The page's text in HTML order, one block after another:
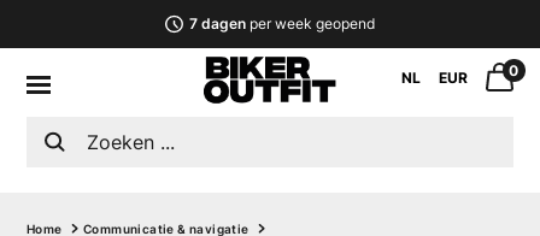
7 dagenper week geopend
NL EUR 0
Home Communicatie & navigatie